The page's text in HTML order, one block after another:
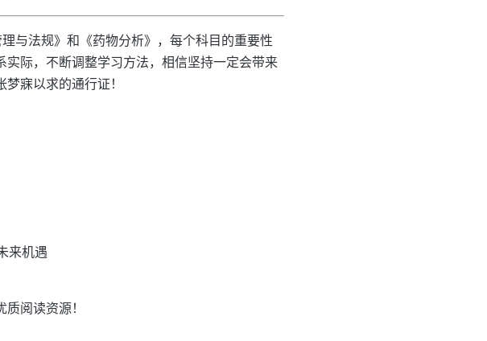
与法规》和《药物分析》，每个科目的重要性
际，不断调整学习方法，相信坚持一定会带来
寐以求的通行证！
来机遇
阅读资源！